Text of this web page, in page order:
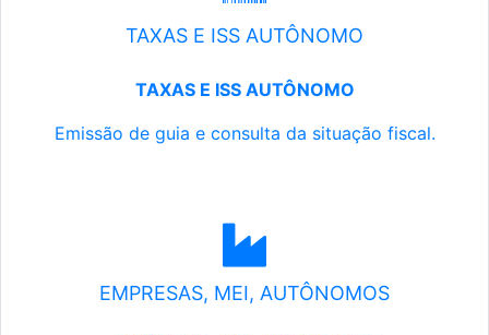
TAXAS E ISS AUTÔNOMO
TAXAS E ISS AUTÔNOMO
Emissão de guia e consulta da situação fiscal.
EMPRESAS, MEI, AUTÔNOMOS